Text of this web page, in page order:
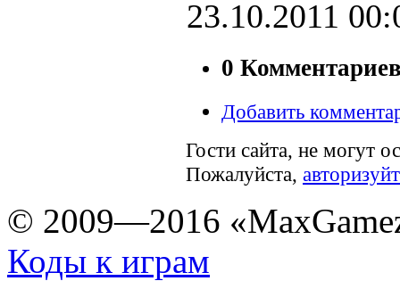
23.10.2011
0
Добавить
Гости сайта, не могут
Пожалуйста,
© 2009—2016
Коды к играм